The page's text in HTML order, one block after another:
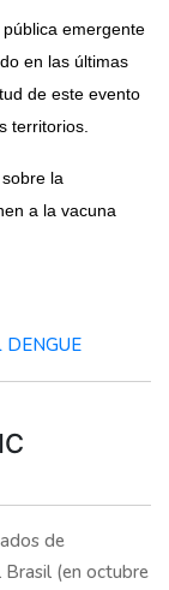
emergente
en las últimas
de este evento
territorios.
la
a la vacuna
DENGUE
de
(en octubre